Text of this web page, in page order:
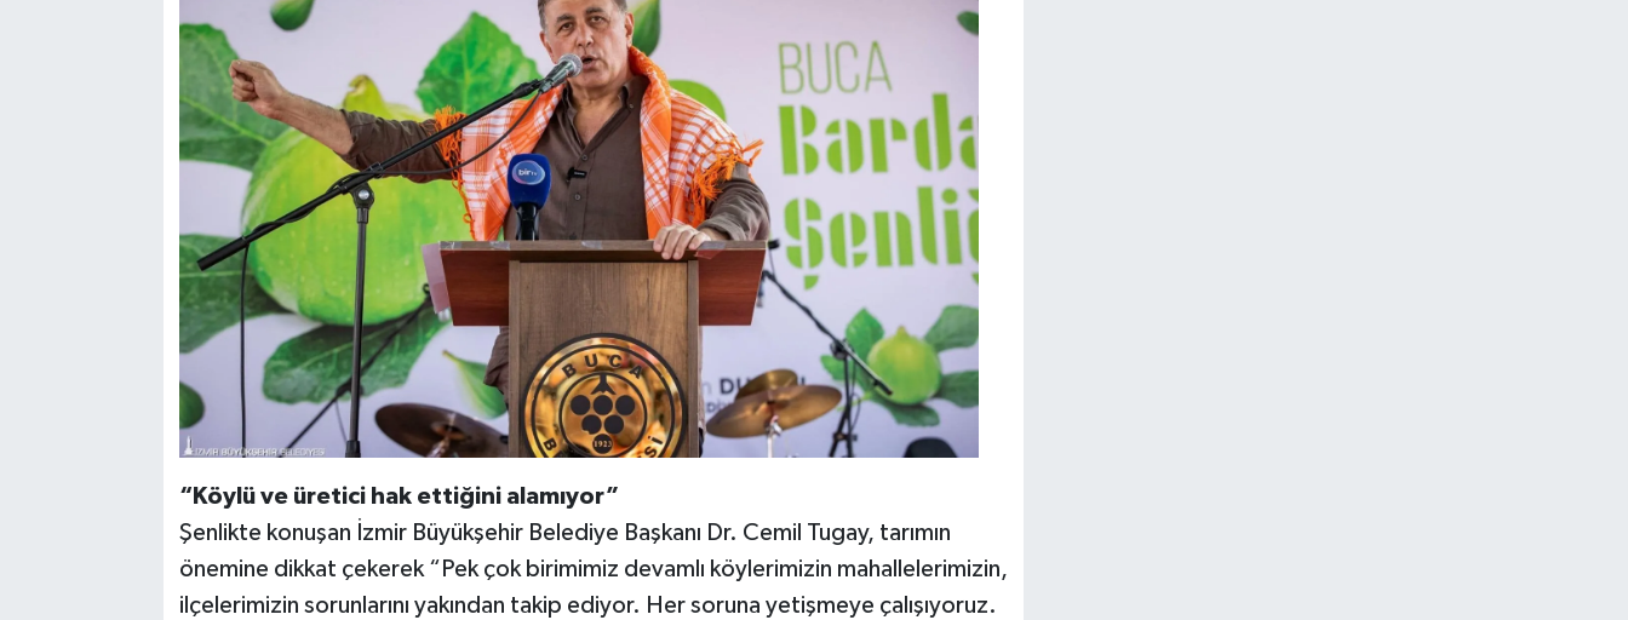
“Köylü ve üretici hak ettiğini alamıyor”
Şenlikte konuşan İzmir Büyükşehir Belediye Başkanı Dr. Cemil Tugay, tarımın
önemine dikkat çekerek “Pek çok birimimiz devamlı köylerimizin mahallelerimizin,
ilçelerimizin sorunlarını yakından takip ediyor. Her soruna yetişmeye çalışıyoruz.